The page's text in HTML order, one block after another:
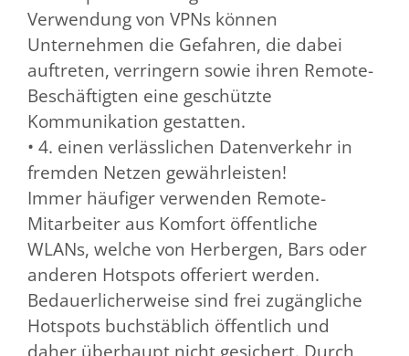
Verwendung von VPNs können
Unternehmen die Gefahren, die dabei
auftreten, verringern sowie ihren Remote-
Beschäftigten eine geschützte
Kommunikation gestatten.
• 4. einen verlässlichen Datenverkehr in
fremden Netzen gewährleisten!
Immer häufiger verwenden Remote-
Mitarbeiter aus Komfort öffentliche
WLANs, welche von Herbergen, Bars oder
anderen Hotspots offeriert werden.
Bedauerlicherweise sind frei zugängliche
Hotspots buchstäblich öffentlich und